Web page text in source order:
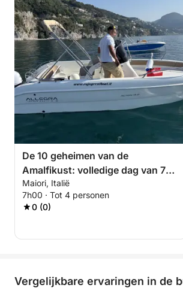
De 10 geheimen van de
Amalfikust: volledige dag van 7
uur
Maiori, Italië
7h00 · Tot 4 personen
0 (0)
Vergelijkbare ervaringen in de